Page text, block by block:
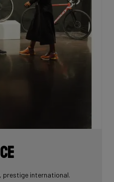
prestige international.